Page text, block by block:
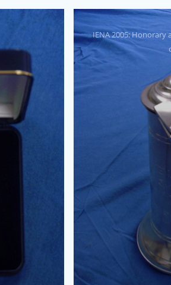
IENA 2005: Honorary